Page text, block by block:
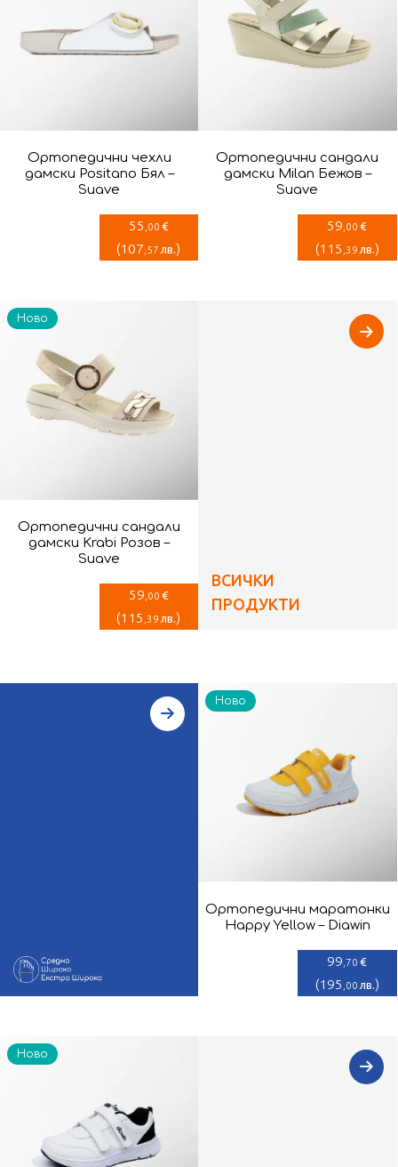
Ортопедични чехли
дамски Positano Бял –
Suave
55 ,00 €
(107 ,57 лв.)
Ортопедични сандали
дамски Milan Бежов –
Suave
59 ,00 €
(115 ,39 лв.)
Ортопедични сандали
дамски Krabi Розов –
Suave
59 ,00 €
(115 ,39 лв.)
Ново
ВСИЧКИ
ПРОДУКТИ
Ортопедични маратонки
Happy Yellow – Diawin
99 ,70 €
(195 ,00 лв.)
Ново
Ново